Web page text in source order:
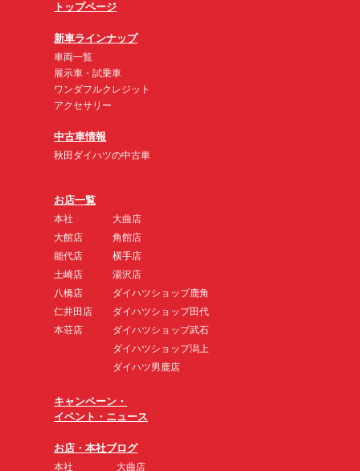
トップページ
新車ラインナップ
車両一覧
展示車・試乗車
ワンダフルクレジット
アクセサリー
中古車情報
秋田ダイハツの中古車
お店一覧
本社
大館店
能代店
土崎店
八橋店
仁井田店
本荘店
大曲店
角館店
横手店
湯沢店
ダイハツショップ鹿角
ダイハツショップ田代
ダイハツショップ武石
ダイハツショップ潟上
ダイハツ男鹿店
キャンペーン・
イベント・ニュース
お店・本社ブログ
本社
大曲店